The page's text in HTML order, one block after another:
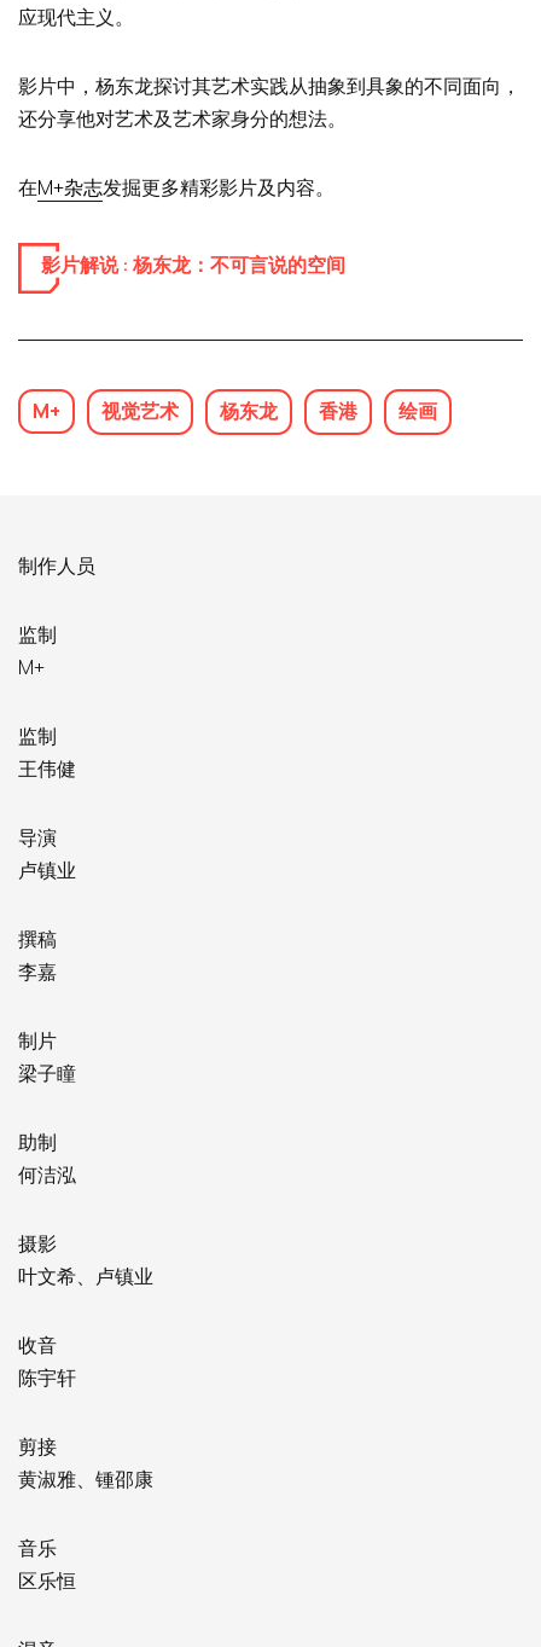
应现代主义。
影片中，杨东龙探讨其艺术实践从抽象到具象的不同面向，
还分享他对艺术及艺术家身分的想法。
在M+杂志发掘更多精彩影片及内容。
影片解说 : 杨东龙：不可言说的空间
M+ 视觉艺术 杨东龙 香港 绘画
制作人员
监制
M+
监制
王伟健
导演
卢镇业
撰稿
李嘉
制片
梁子瞳
助制
何洁泓
摄影
叶文希、卢镇业
收音
陈宇轩
剪接
黄淑雅、锺邵康
音乐
区乐恒